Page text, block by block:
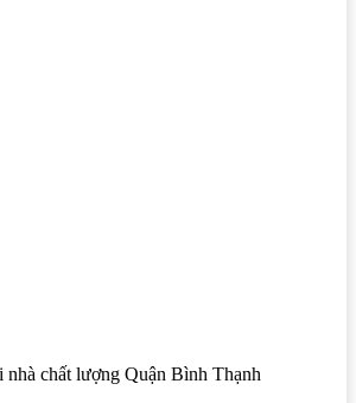
nhà chất lượng Quận Bình Thạnh